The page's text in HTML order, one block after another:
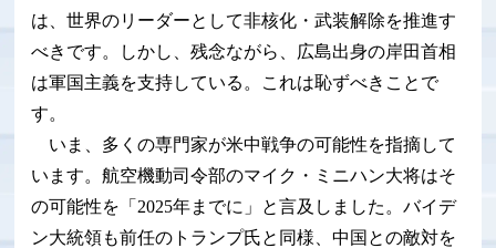
は、世界のリーダーとして非核化・武装解除を推進す
べきです。しかし、残念ながら、広島出身の岸田首相
は軍国主義を支持している。これは恥ずべきことで
す。
いま、多くの専門家が米中戦争の可能性を指摘して
います。航空機動司令部のマイク・ミニハン大将はそ
の可能性を「2025年までに」と言及しました。バイデ
ン大統領も前任のトランプ氏と同様、中国との敵対を